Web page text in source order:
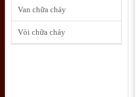
Van chữa cháy
Vòi chữa cháy